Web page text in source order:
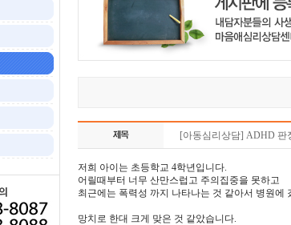
[아동심리상담] ADHD 판
저희 아이는 초등학교 4학년입니다.
어릴때부터 너무 산만스럽고 주의집중을 못하고
최근에는 폭력성 까지 나타나는 것 같아서 병원에
망치로 한대 크게 맞은 것 같았습니다.